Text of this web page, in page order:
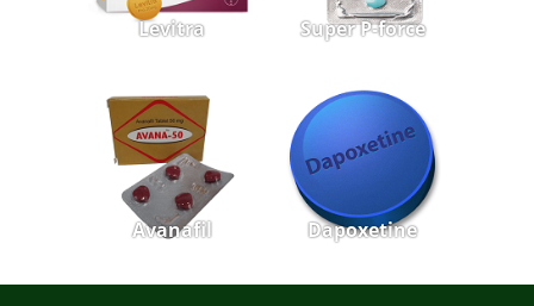
Levitra Super P-force
Avanafil Dapoxetine